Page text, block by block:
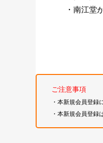
・南江堂
ご注意事項
・本新規会員登録
・本新規会員登録